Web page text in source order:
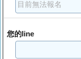
您的line